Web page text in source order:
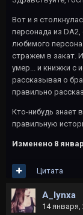
Вот и я
персонада из
любимого
стражем в закат.
умер... и книжки с
рассказывая о
правильно
Кто-нибудь знает
правильную
Изменено 8
Цитата
A_lynxa
14 января,